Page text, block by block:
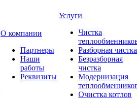
О компании
Партнеры
Наши
работы
Реквизиты
Услуги
Чистка
Разборная чистка
Безразборная
чистка
Модернизация
Очистка котлов